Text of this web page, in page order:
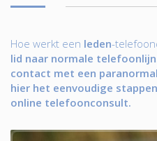
Hoe werkt een leden-
lid naar normale
contact met een
hier het eenvoudige
online telefoonconsult.